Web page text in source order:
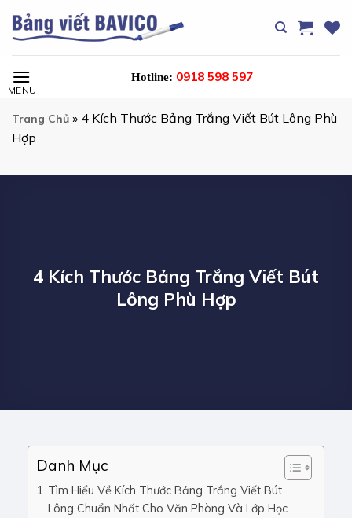
đến
dung
Hotline: 0918 598 597
Trang Chủ » 4 Kích Thước Bảng Trắng Viết Bút Lông Phù
Hợp
4 Kích Thước Bảng Trắng Viết Bút
Lông Phù Hợp
Danh Mục
Tìm Hiểu Về Kích Thước Bảng Trắng Viết Bút
Lông Chuẩn Nhất Cho Văn Phòng Và Lớp Học